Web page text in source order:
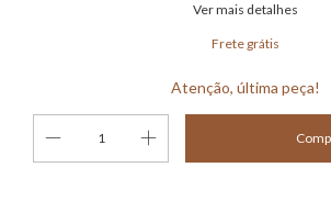
Ver mais detalhes
Frete grátis
Atenção, última peça!